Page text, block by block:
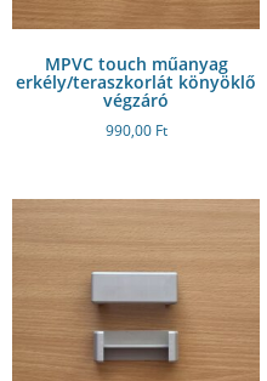
MPVC touch műanyag
erkély/teraszkorlát könyöklő
végzáró
990,00 Ft